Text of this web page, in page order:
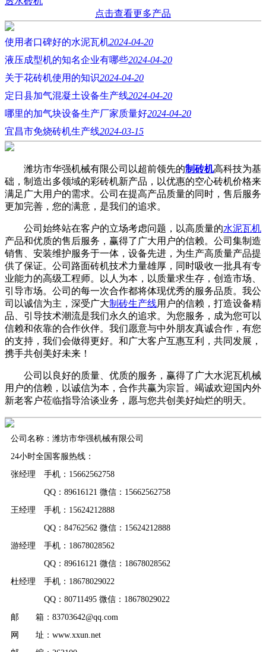
点击查看更多产品
使用者口碑好的水泥瓦机2024-04-20
液压成型机的知名企业有哪些2024-04-20
关于花砖机使用的知识2024-04-20
定日县加气混凝土设备生产线2024-04-20
哪里的加气块设备生产厂家质量好2024-04-20
宜昌市免烧砖机生产线2024-03-15
潍坊市华强机械有限公司以超前领先的制砖机高科技为基
础，制造出多领域的彩砖机新产品，以优惠的空心砖机价格来
满足广大用户的需求。公司在提高产品质量的同时，售后服务
更加完善，您的满意，是我们的追求。
公司始终站在客户的立场考虑问题，以高质量的水泥瓦机
产品和优质的售后服务，赢得了广大用户的信赖。公司集制造
销售、安装维护服务于一体，设备先进，为生产高质量产品提
供了保证。公司路面砖机技术力量雄厚，同时吸收一批具有专
业能力的高级工程师。以人为本，以质量求生存，创造市场、
引导市场。公司的每一次合作都将体现优秀的服务品质。我公
司以诚信为主，深受广大制砖生产线用户的信赖，打造设备精
品、引导技术潮流是我们永久的追求。为您服务，成为您可以
信赖和依靠的合作伙伴。我们愿意与中外朋友真诚合作，有您
的支持，我们会做得更好。和广大客户互惠互利，共同发展，
携手共创美好未来！
公司以良好的质量、优质的服务，赢得了广大水泥瓦机械
用户的信赖，以诚信为本，合作共赢为宗旨。竭诚欢迎国内外
新老客户莅临指导洽谈业务，愿与您共创美好灿烂的明天。
公司名称：潍坊市华强机械有限公司
24小时全国客服热线：
张经理 手机：15662562758
QQ：89616121 微信：15662562758
王经理 手机：15624212888
QQ：84762562 微信：15624212888
游经理 手机：18678028562
QQ：89616121 微信：18678028562
杜经理 手机：18678029022
QQ：80711495 微信：18678029022
邮 箱：83703642@qq.com
网 址：www.xxun.net